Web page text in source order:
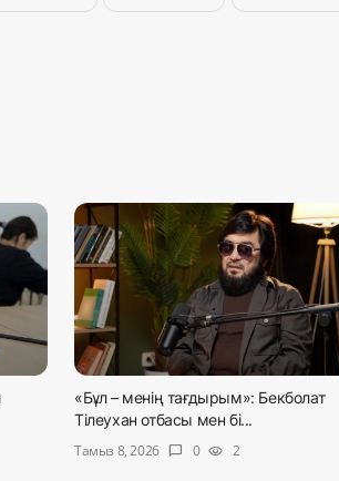
«Бұл – менің тағдырым»: Бекболат
Тілеухан отбасы мен бі...
Тамыз 8, 2026
chat_bubble 0 visibility 2